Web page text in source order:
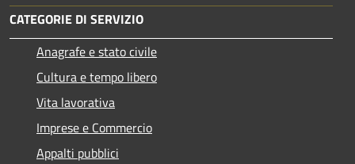
CATEGORIE DI SERVIZIO
Anagrafe e stato civile
Cultura e tempo libero
Vita lavorativa
Imprese e Commercio
Appalti pubblici